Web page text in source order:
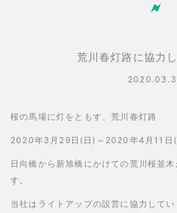
荒川春灯路に協力
桜の馬場に灯をともす、荒川春灯路
2020年3月29日(日)～2020年4月11
日向橋から新旭橋にかけての荒川桜並
す。
当社はライトアップの設営に協力してい